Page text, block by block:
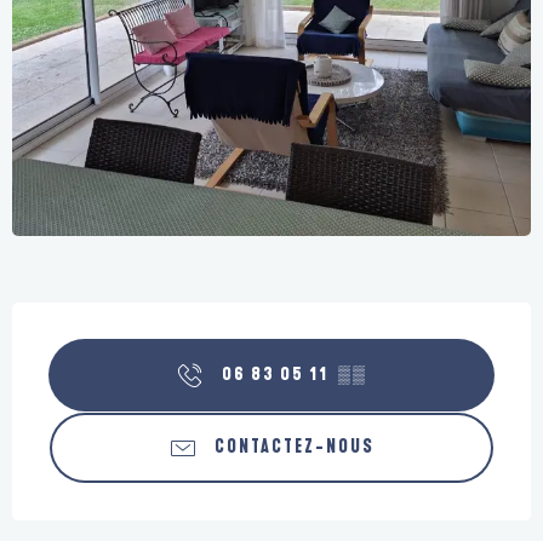
06 83 05 11 ▒▒
CONTACTEZ-NOUS